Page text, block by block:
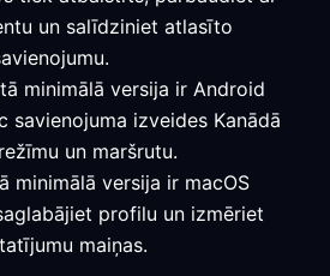
un salīdziniet atlasīto
minimālā versija ir Android
savienojuma izveides Kanādā
un maršrutu.
minimālā versija ir macOS
profilu un izmēriet
maiņas.